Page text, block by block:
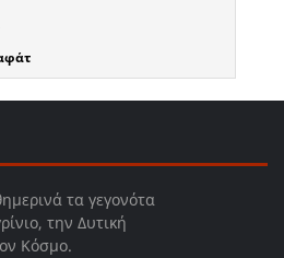
τα γεγονότα
την Δυτική
Κόσμο.